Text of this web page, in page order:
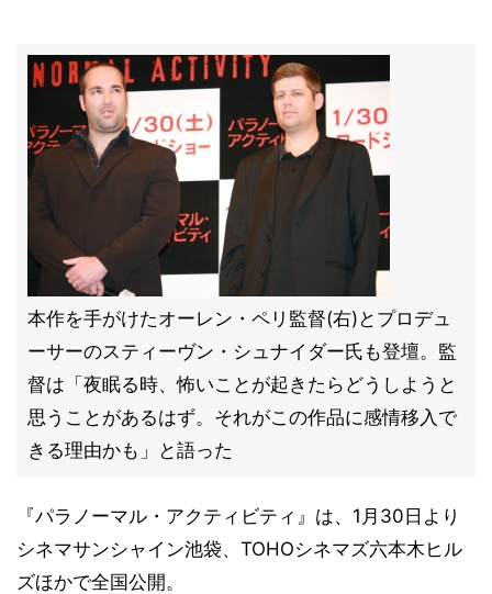
本作を手がけたオーレン・ペリ監督(右)とプロデュ
ーサーのスティーヴン・シュナイダー氏も登壇。監
督は「夜眠る時、怖いことが起きたらどうしようと
思うことがあるはず。それがこの作品に感情移入で
きる理由かも」と語った
『パラノーマル・アクティビティ』は、1月30日より
シネマサンシャイン池袋、TOHOシネマズ六本木ヒル
ズほかで全国公開。